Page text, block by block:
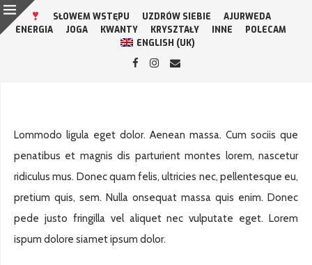
SŁOWEM WSTĘPU UZDRÓW SIEBIE
AJURWEDA
ENERGIA
JOGA KWANTY KRYSZTAŁY INNE
POLECAM
ENGLISH (UK)
Lommodo ligula eget dolor. Aenean massa. Cum sociis que
penatibus et magnis dis parturient montes lorem, nascetur
ridiculus mus. Donec quam felis, ultricies nec, pellentesque eu,
pretium quis, sem. Nulla onsequat massa quis enim. Donec
pede justo fringilla vel aliquet nec vulputate eget. Lorem
ispum dolore siamet ipsum dolor.